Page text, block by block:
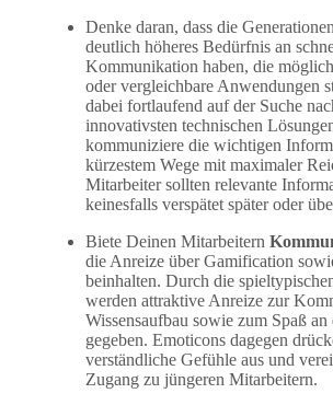
Denke daran, dass die
deutlich höheres Bedürfnis an
Kommunikation haben, die
oder vergleichbare Anwendungen
dabei fortlaufend auf der Suche
innovativsten technischen
kommuniziere die wichtigen
kürzestem Wege mit maximaler
Mitarbeiter sollten relevante
keinesfalls verspätet später oder
Biete Deinen Mitarbeitern
die Anreize über Gamification
beinhalten. Durch die
werden attraktive Anreize zur
Wissensaufbau sowie zum Spaß
gegeben. Emoticons dagegen
verständliche Gefühle aus und
Zugang zu jüngeren Mitarbeitern.